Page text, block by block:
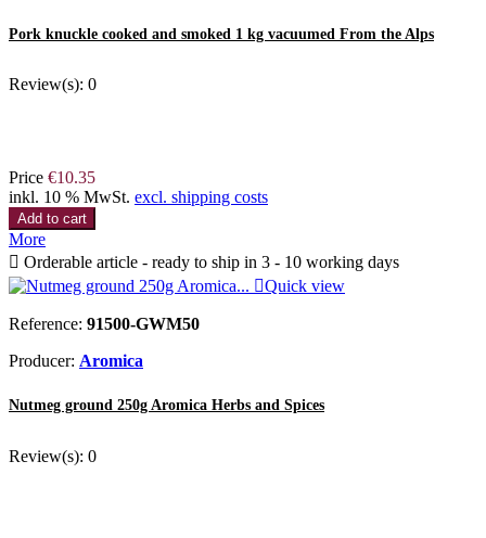
Pork knuckle cooked and smoked 1 kg vacuumed From the Alps
Review(s): 0
Price €10.35
inkl. 10 % MwSt. excl. shipping costs
Add to cart
More
 Orderable article - ready to ship in 3 - 10 working days
Quick view
Reference: 91500-GWM50
Producer: Aromica
Nutmeg ground 250g Aromica Herbs and Spices
Review(s): 0